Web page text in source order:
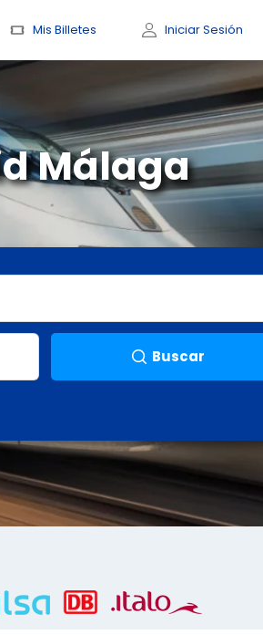
Mis Billetes Iniciar Sesión
Málaga
Buscar